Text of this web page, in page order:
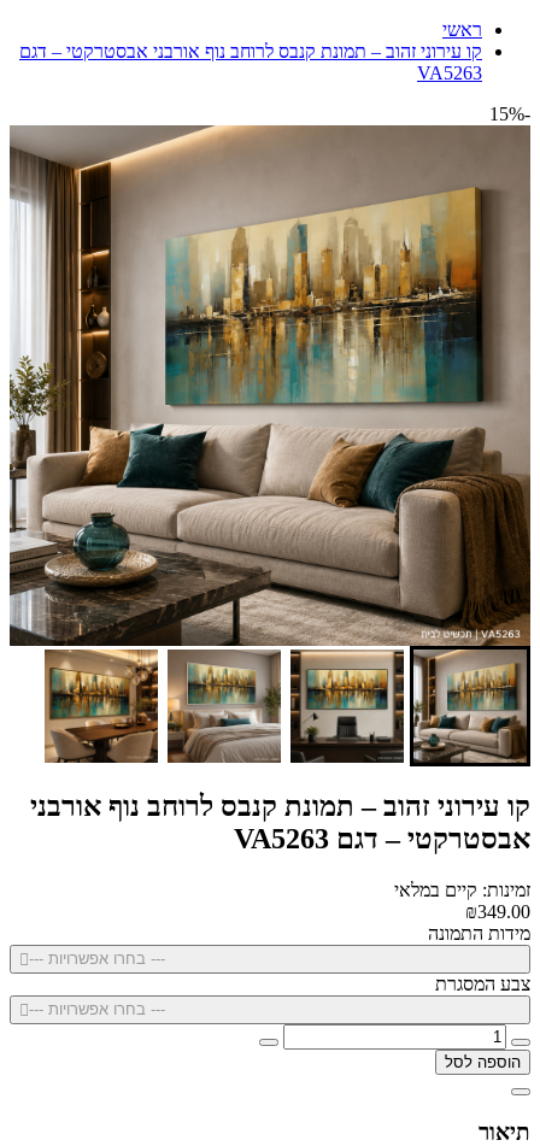
ראשי
קו עירוני זהוב – תמונת קנבס לרוחב נוף אורבני אבסטרקטי – דגם
VA5263
-15%
קו עירוני זהוב – תמונת קנבס לרוחב נוף אורבני
אבסטרקטי – דגם VA5263
זמינות: קיים במלאי
₪349.00
מידות התמונה
--- בחרו אפשרויות ---
צבע המסגרת
--- בחרו אפשרויות ---
הוספה לסל
תיאור